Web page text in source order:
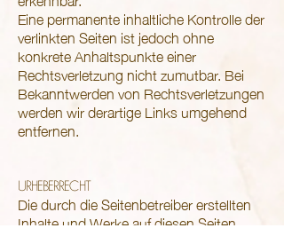
Eine permanente inhaltliche Kontrolle der
verlinkten Seiten ist jedoch ohne
konkrete Anhaltspunkte einer
Rechtsverletzung nicht zumutbar. Bei
Bekanntwerden von Rechtsverletzungen
werden wir derartige Links umgehend
entfernen.
URHEBERRECHT
Die durch die Seitenbetreiber erstellten
Inhalte und Werke auf diesen Seiten